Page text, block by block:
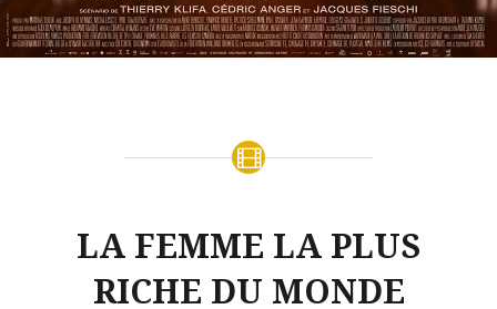
LA FEMME LA PLUS
RICHE DU MONDE